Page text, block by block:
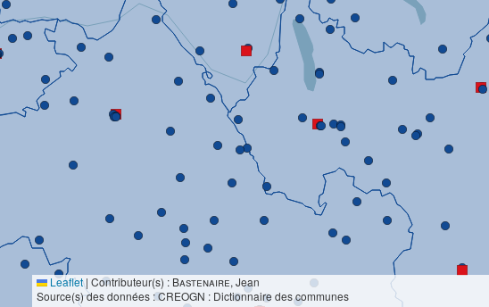
Leaflet | Contributeur(s) : Bastenaire, Jean
Source(s) des données : CREOGN : Dictionnaire des communes